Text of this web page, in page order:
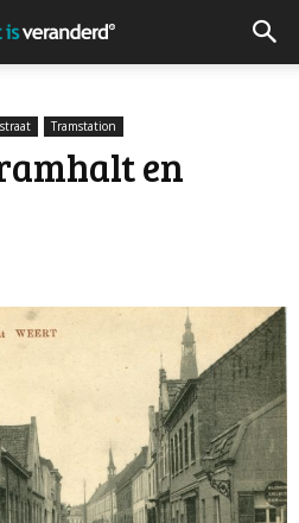
Tramstation
en